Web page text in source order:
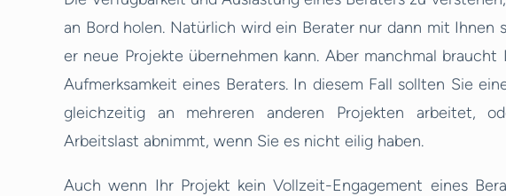
an Bord holen. Natürlich wird ein Berater nur dann mit Ihnen
er neue Projekte übernehmen kann. Aber manchmal
Aufmerksamkeit eines Beraters. In diesem Fall sollten Sie
gleichzeitig an mehreren anderen Projekten arbeitet,
Arbeitslast abnimmt, wenn Sie es nicht eilig haben.
Auch wenn Ihr Projekt kein Vollzeit-Engagement eines